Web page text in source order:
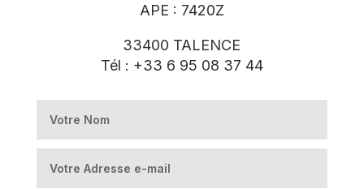
APE : 7420Z
33400 TALENCE
Tél : +33 6 95 08 37 44